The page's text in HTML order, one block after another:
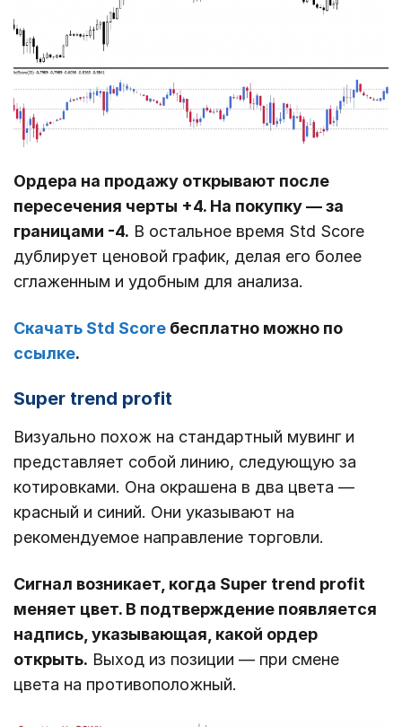
Ордера на продажу открывают после
пересечения черты +4. На покупку ― за
границами -4. В остальное время Std Score
дублирует ценовой график, делая его более
сглаженным и удобным для анализа.
Скачать Std Score бесплатно можно по
ссылке.
Super trend profit
Визуально похож на стандартный мувинг и
представляет собой линию, следующую за
котировками. Она окрашена в два цвета ―
красный и синий. Они указывают на
рекомендуемое направление торговли.
Сигнал возникает, когда Super trend profit
меняет цвет. В подтверждение появляется
надпись, указывающая, какой ордер
открыть. Выход из позиции ― при смене
цвета на противоположный.